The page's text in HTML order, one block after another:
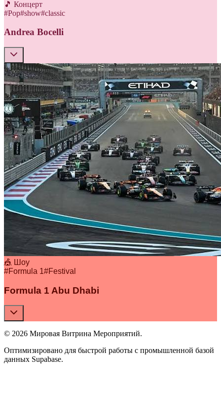
🎵 Концерт
#Pop#show#classic
Andrea Bocelli
🎪 Шоу
#Formula 1#Festival
Formula 1 Abu Dhabi
© 2026 Мировая Витрина Мероприятий.
Оптимизировано для быстрой работы с промышленной базой
данных Supabase.